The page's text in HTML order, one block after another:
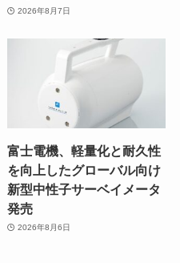
2026年8月7日
富士電機、軽量化と耐久性
を向上したグローバル向け
新型中性子サーベイメータ
発売
2026年8月6日